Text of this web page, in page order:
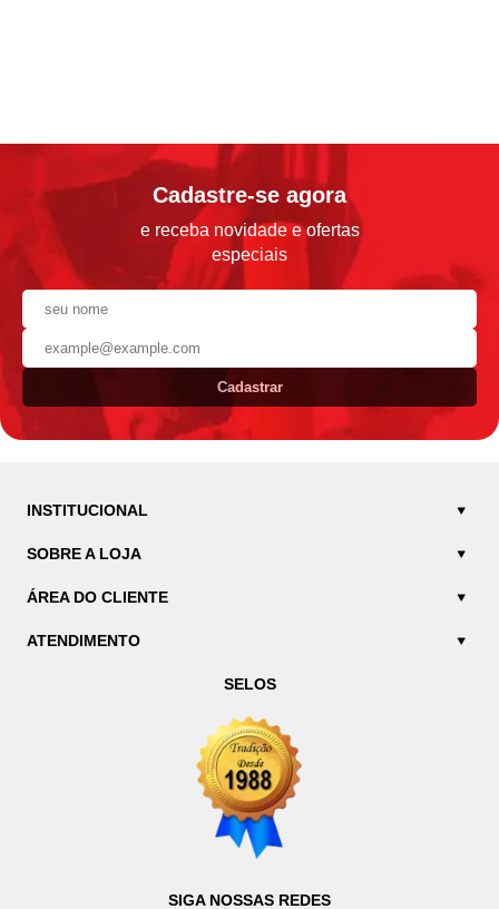
Cadastre-se agora
e receba novidade e ofertas
especiais
Cadastrar
INSTITUCIONAL
SOBRE A LOJA
ÁREA DO CLIENTE
ATENDIMENTO
SELOS
SIGA NOSSAS REDES